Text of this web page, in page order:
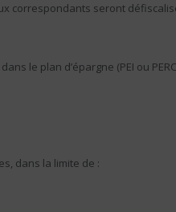
correspondants seront
le plan d’épargne (PEI ou
dans la limite de :